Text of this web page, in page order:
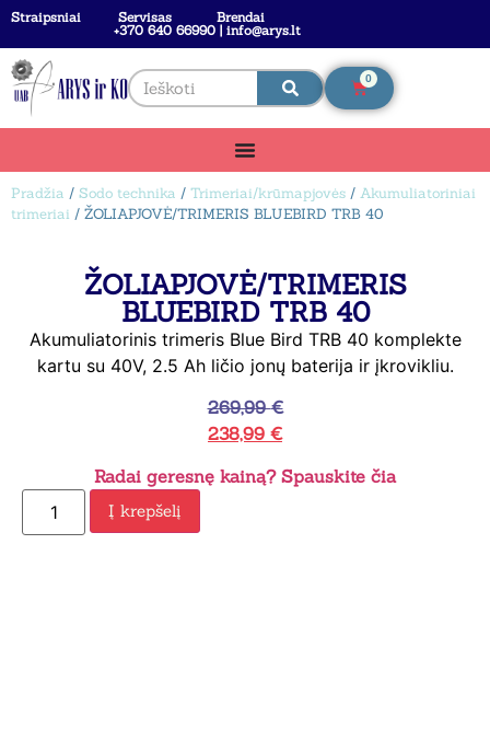
Straipsniai Servisas
Brendai
+370 640 66990 | info@arys.lt
0
Pradžia / Sodo technika / Trimeriai/krūmapjovės / Akumuliatoriniai
trimeriai / ŽOLIAPJOVĖ/TRIMERIS BLUEBIRD TRB 40
ŽOLIAPJOVĖ/TRIMERIS
BLUEBIRD TRB 40
Akumuliatorinis trimeris Blue Bird TRB 40 komplekte
kartu su 40V, 2.5 Ah ličio jonų baterija ir įkrovikliu.
269,99€
238,99 €
Radai geresnę kainą? Spauskite čia
Į krepšelį